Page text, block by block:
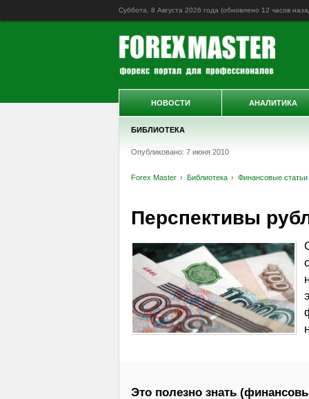
Суббота, 8 Августа 2026 года (обновлено 12 часов
БИБЛИОТЕКА
Опубликовано: 7 июня 2010
Forex Master Библиотека Финансовые статьи
Перспективы
Это полезно знать
НОВОСТИ АНАЛИТИКА